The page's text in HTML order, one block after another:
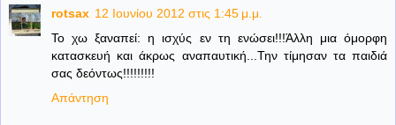
rotsax 12 Ιουνίου 2012 στις 1:45 μ.μ.
Το χω ξαναπεί: η ισχύς εν τη ενώσει!!!Άλλη μια όμορφη
κατασκευή και άκρως αναπαυτική...Την τίμησαν τα παιδιά
σας δεόντως!!!!!!!!!
Απάντηση